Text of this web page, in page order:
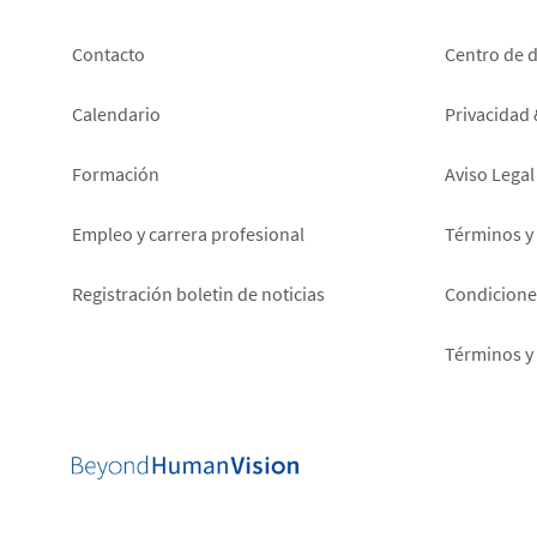
Footer
left
Contacto
Calendario
Formación
Empleo y carrera profesional
Registración boletin de noticias
right
Centro de
Privacidad
Aviso Legal
Términos
Términos